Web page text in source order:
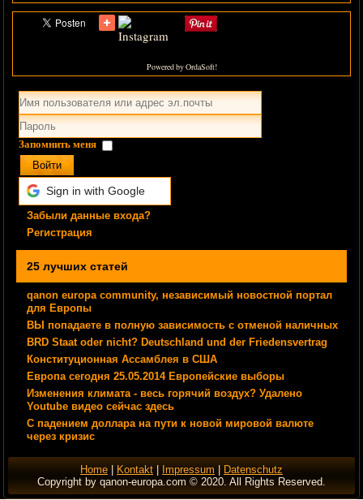
Powered by OrdaSoft!
Запомнить меня
Войти
Sign in with Google
Забыли данные входа?
Регистрация
25 лучших статей
qanon europa community, независимый новостной портал
для Европы
ВЫ попадаете в полную зависимость с отменой наличных
BRD Staat oder nicht? Deutschland und der Friedensvertrag
Конституционная Ассамблея в США
Европа сегодня 25.05.2014 Европейские выборы
Изменения климата - весь горячий воздух? Удалено
Youtube видео сейчас здесь
С падением доллара на пути к новой мировой валюте
через кризис
Home Kontakt Impressum
Datenschutz
Copyright by qanon-europa.com © 2020. All Rights Reserved.